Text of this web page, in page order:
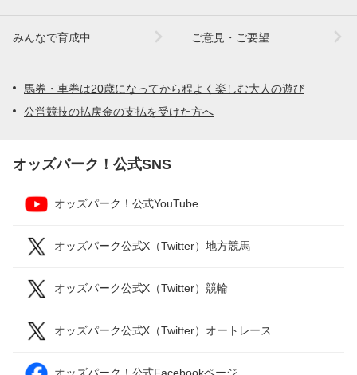
みんなで育成中 ご意見・ご要望
馬券・車券は20歳になってから程よく楽しむ大人の遊び
公営競技の払戻金の支払を受けた方へ
オッズパーク！公式SNS
オッズパーク！公式YouTube
オッズパーク公式X（Twitter）地方競馬
オッズパーク公式X（Twitter）競輪
オッズパーク公式X（Twitter）オートレース
オッズパーク！公式Facebookページ